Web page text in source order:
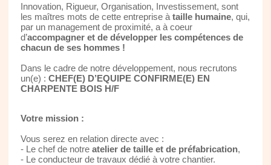
Innovation, Rigueur, Organisation, Investissement, sont
les maîtres mots de cette entreprise à taille humaine, qui,
par un management de proximité, a à coeur
d’accompagner et de développer les compétences de
chacun de ses hommes !
Dans le cadre de notre développement, nous recrutons
un(e) : CHEF(E) D’EQUIPE CONFIRME(E) EN
CHARPENTE BOIS H/F
Votre mission :
Vous serez en relation directe avec :
- Le chef de notre atelier de taille et de préfabrication,
- Le conducteur de travaux dédié à votre chantier.